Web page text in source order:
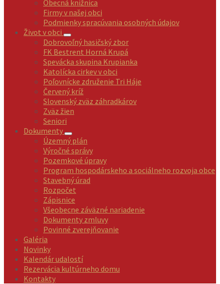
Obecná knižnica
Firmy v našej obci
Podmienky spracúvania osobných údajov
Život v obci
Dobrovoľný hasičský zbor
FK Bestrent Horná Krupá
Spevácka skupina Krupianka
Katolícka cirkev v obci
Poľovnícke združenie Tri Háje
Červený kríž
Slovenský zväz záhradkárov
Zväz žien
Seniori
Dokumenty
Územný plán
Výročné správy
Pozemkové úpravy
Program hospodárskeho a sociálneho rozvoja obce
Stavebný úrad
Rozpočet
Zápisnice
Všeobecne záväzné nariadenie
Dokumenty zmluvy
Povinné zverejňovanie
Galéria
Novinky
Kalendár udalostí
Rezervácia kultúrneho domu
Kontakty